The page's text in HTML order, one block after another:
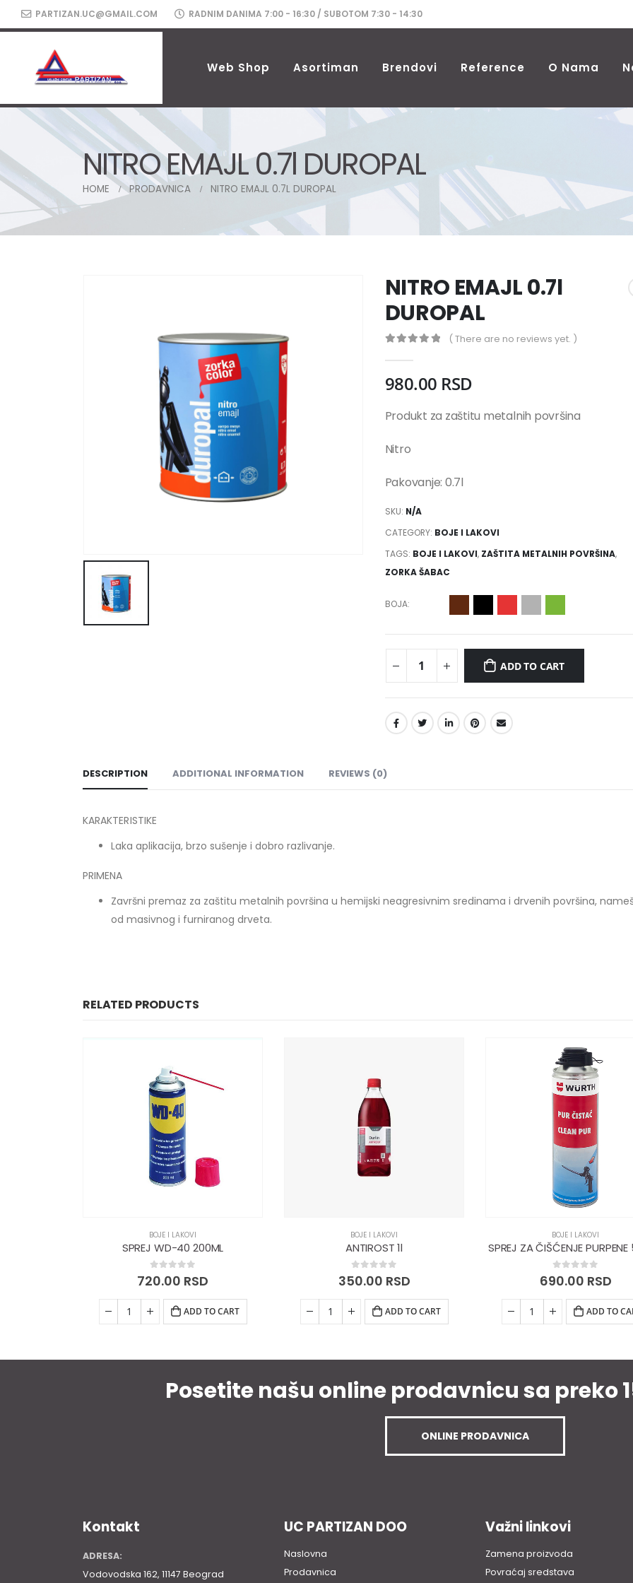
PARTIZAN.UC@GMAIL.COM RADNIM DANIMA 7:00 - 16:30 / SUBOTOM 7:30 - 14:30
Web Shop Asortiman Brendovi Reference O Nama
NITRO EMAJL 0.7l DUROPAL
HOME PRODAVNICA NITRO EMAJL 0.7L DUROPAL
NITRO EMAJL 0.7l
DUROPAL
( There are no reviews yet. )
980.00 RSD
Produkt za zaštitu metalnih površina
Nitro
Pakovanje: 0.7l
SKU: N/A
CATEGORY: BOJE I LAKOVI
TAGS: BOJE I LAKOVI, ZAŠTITA METALNIH POVRŠINA,
ZORKA ŠABAC
BOJA
ADD TO CART
DESCRIPTION ADDITIONAL INFORMATION REVIEWS (0)
KARAKTERISTIKE
Laka aplikacija, brzo sušenje i dobro razlivanje.
PRIMENA
Završni premaz za zaštitu metalnih površina u hemijski neagresivnim sredinama i drvenih površina,
od masivnog i furniranog drveta.
RELATED PRODUCTS
BOJE I LAKOVI
ANTIROST 1l
0out of 5
350.00 RSD
ADD TO CART
BOJE I LAKOVI
SPREJ ZA ČIŠĆENJE PURPENE 500ml
0 out of 5
690.00 RSD
ADD TO CART
BOJE I LAKOVI
0 out of 5
940.00 RSD
ADD TO
Posetite našu online prodavnicu sa preko
ONLINE PRODAVNICA
Kontakt
ADRESA:
Vodovodska 162, 11147 Beograd
UC PARTIZAN DOO
Naslovna
Prodavnica
Važni linkovi
Zamena proizvoda
Povraćaj sredstava